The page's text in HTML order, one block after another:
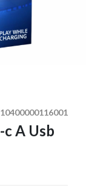
10400000116001
A Usb